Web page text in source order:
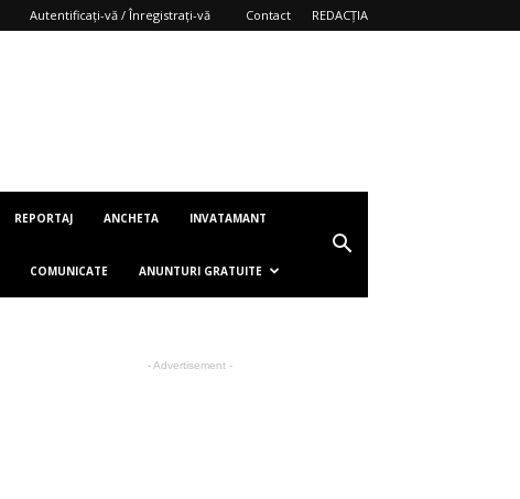
Autentificați-vă / Înregistrați-vă Contact REDACȚIA
REPORTAJ ANCHETA INVATAMANT
COMUNICATE ANUNTURI GRATUITE
- Advertisement -